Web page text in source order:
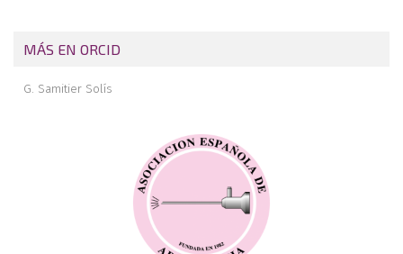
MÁS EN ORCID
G. Samitier Solís